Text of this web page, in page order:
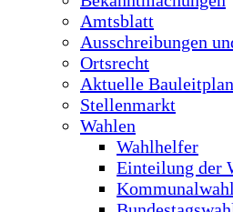
Amtsblatt
Ausschreibungen
Ortsrecht
Aktuelle
Stellenmarkt
Wahlen
Wahlhelfer
Einteilung der